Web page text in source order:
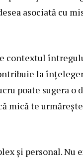
asociată cu
contextul
la
poate sugera
mică te
și personal. Nu